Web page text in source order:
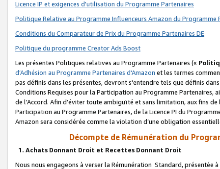
Licence IP et exigences d'utilisation du Programme Partenaires
Politique Relative au Programme Influenceurs Amazon du Programme
Conditions du Comparateur de Prix du Programme Partenaires DE
Politique du programme Creator Ads Boost
Les présentes Politiques relatives au Programme Partenaires («
d’Adhésion au Programme Partenaires d'Amazon et les termes
pas définis dans les présentes, devront s'entendre tels que définis
Conditions Requises pour la Participation au Programme Partenaires,
de l'Accord. Afin d’éviter toute ambiguïté et sans limitation, aux fins
Participation au Programme Partenaires, de la Licence PI du
Amazon sera considérée comme la violation d’une obligation
Décompte de Rémunération du
1. Achats Donnant Droit et Recettes Donnant Droit
Nous nous engageons à verser la Rémunération Standard, présentée